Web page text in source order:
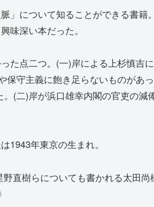
」について知ることができる書籍
味深い本だった。
た点二つ。(一)岸による上杉慎吉に
保守主義に飽き足らないものがあ
(二)岸が浜口雄幸内閣の官吏の減
1943年東京の生まれ。
直樹らについても書かれる太田尚